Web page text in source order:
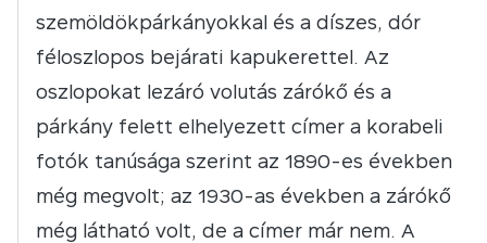
szemöldökpárkányokkal és a díszes, dór
féloszlopos bejárati kapukerettel. Az
oszlopokat lezáró volutás zárókő és a
párkány felett elhelyezett címer a korabeli
fotók tanúsága szerint az 1890-es években
még megvolt; az 1930-as években a zárókő
még látható volt, de a címer már nem. A